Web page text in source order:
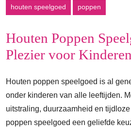
houten speelgoed poppen
Houten Poppen
Plezier voor Kinderen
Houten poppen speelgoed is al
onder kinderen van alle leeftijden.
uitstraling, duurzaamheid en
poppen speelgoed een geliefde